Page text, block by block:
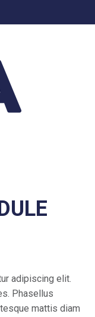
adipiscing elit.
Phasellus
mattis diam